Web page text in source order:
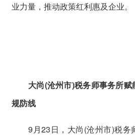
业力量，推动政策红利惠及企业。
大尚(沧州市)税务师事务所
规防线
9月23日，大尚(沧州市)税务